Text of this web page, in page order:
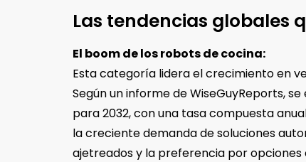
Las tendencias globales
El boom de los robots de cocina:
Esta categoría lidera el crecimiento en
Según un informe de WiseGuyReports,
para 2032, con una tasa compuesta
la creciente demanda de soluciones
ajetreados y la preferencia por